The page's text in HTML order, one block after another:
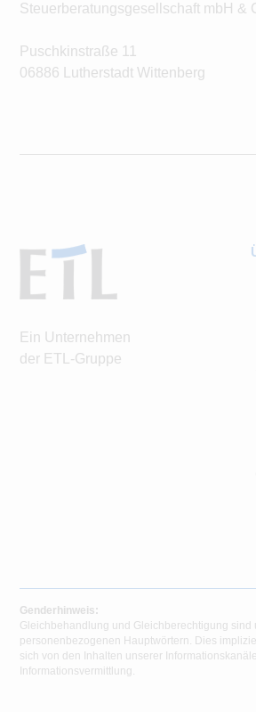
Steuerberatungsgesellschaft mbH &
Puschkinstraße 11
06886 Lutherstadt Wittenberg
Ein Unternehmen
der ETL-Gruppe
Genderhinweis:
Gleichbehandlung und Gleichberechtigung
personenbezogenen Hauptwörtern. Dies
sich von den Inhalten unserer
Informationsvermittlung.